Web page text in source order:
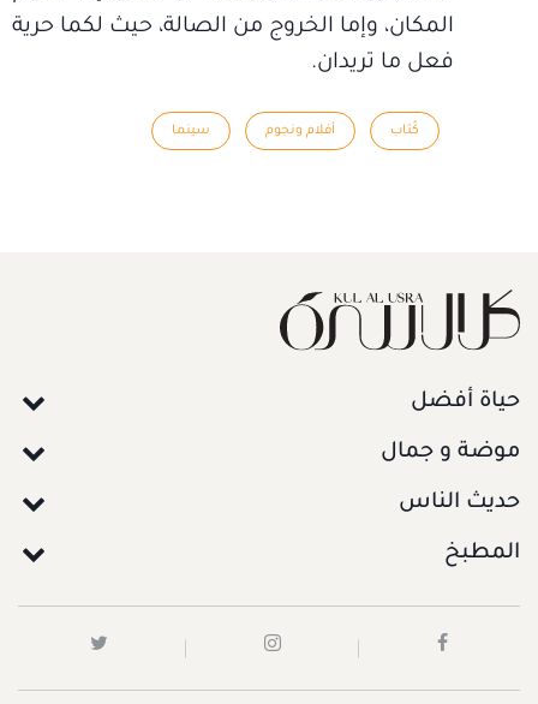
المكان، وإما الخروج من الصالة، حيث لكما حرية
فعل ما تريدان.
كُتاب أفلام ونجوم سينما
حياة أفضل
موضة و جمال
حديث الناس
المطبخ